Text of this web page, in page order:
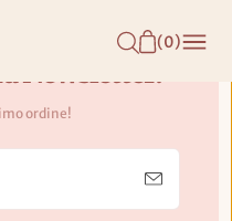
(0)
The Joker
Newsletter!
ordine!